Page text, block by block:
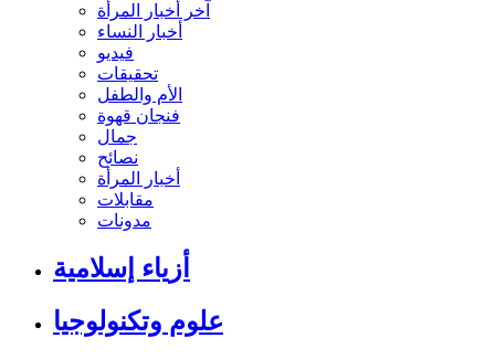
آخر أخبار المرأة
أخبار النساء
فيديو
تحقيقات
الأم والطفل
فنجان قهوة
جمال
نصائح
أخبار المرأة
مقابلات
مدونات
أزياء إسلامية
علوم وتكنولوجيا